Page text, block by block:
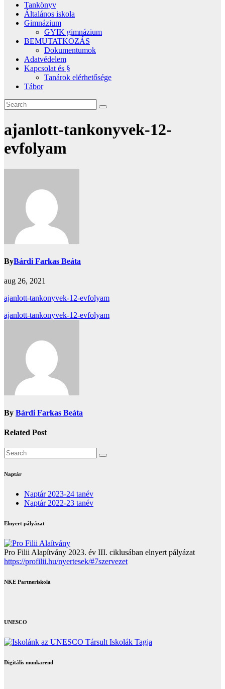
Tankönyv
Általános iskola
Gimnázium
GYIK gimnázium
BEMUTATKOZÁS
Dokumentumok
Adatvédelem
Kapcsolat és §
Tanárok elérhetősége
Tábor
ajanlott-tankonyvek-12-
evfolyam
ByBárdi Farkas Beáta
aug 26, 2021
ajanlott-tankonyvek-12-evfolyam
Bejegyzés
ajanlott-tankonyvek-12-evfolyam
By Bárdi Farkas Beáta
Related Post
Naptár
Naptár 2023-24 tanév
Naptár 2022-23 tanév
Elnyert pályázat
Pro Filii Alapítvány 2023. év III. ciklusában elnyert pályázat
https://profilii.hu/nyertesek/#7szervezet
NKE Partneriskola
UNESCO
Digitális munkarend